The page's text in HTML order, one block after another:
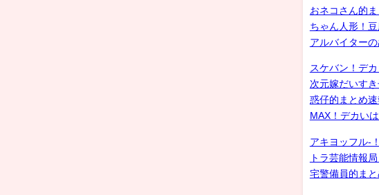
おネコさん的
ちゃん人形！
アルバイター
スケバン！デ
次元嫁だいす
惑仔的まとめ
MAX！デカい
アキヨッフル-
トラ芸能情報
宅警備員的まと